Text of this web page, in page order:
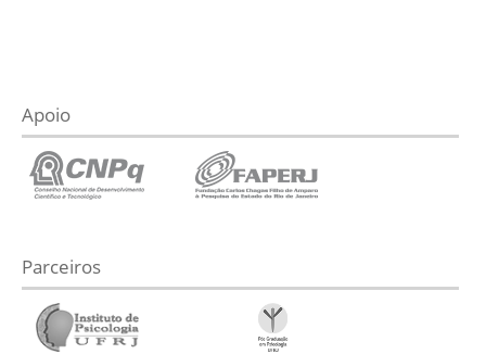
Apoio
Parceiros